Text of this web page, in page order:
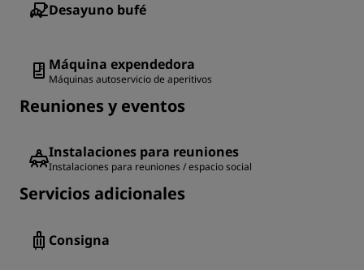
Desayuno bufé
Máquina expendedora
Máquinas autoservicio de aperitivos
Reuniones y eventos
Instalaciones para reuniones
Instalaciones para reuniones / espacio social
Servicios adicionales
Consigna